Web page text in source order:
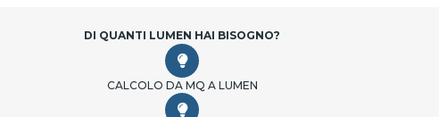
DI QUANTI LUMEN HAI BISOGNO?
CALCOLO DA MQ A LUMEN